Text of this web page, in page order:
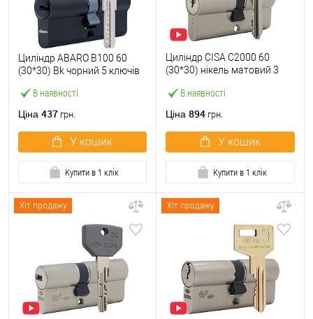
В наявності
Циліндр ABARO B100 60
(30*30) Bk чорний 5 ключів
Ціна 437 грн.
У кошик
Купити в 1 клік
В наявності
Циліндр CISA C2000 60
(30*30) нікель матовий 3
Ціна 894 грн.
У кошик
Купити в 1 клік
Хіт продажу Хіт продажу